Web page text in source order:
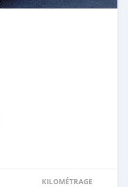
KILOMÉTRAGE